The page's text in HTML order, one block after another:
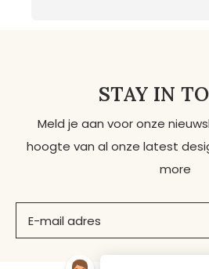
STAY IN
Meld je aan voor onze
hoogte van al onze latest
more